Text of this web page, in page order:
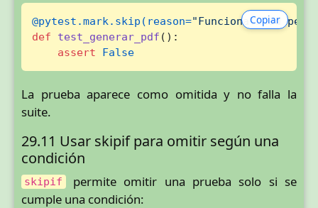
Copiar
@pytest.mark.skip( reason="Funcionalidad
def
test_generar_pdf ():
assert
False
La prueba aparece como omitida y no falla la
suite.
29.11 Usar skipif para omitir según una
condición
skipif permite omitir una prueba solo si se
cumple una condición: